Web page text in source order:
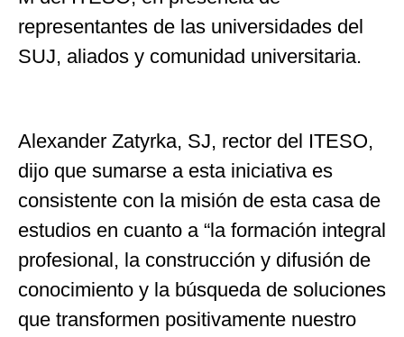
representantes de las universidades del
SUJ, aliados y comunidad universitaria.
Alexander Zatyrka, SJ, rector del ITESO,
dijo que sumarse a esta iniciativa es
consistente con la misión de esta casa de
estudios en cuanto a “la formación integral
profesional, la construcción y difusión de
conocimiento y la búsqueda de soluciones
que transformen positivamente nuestro